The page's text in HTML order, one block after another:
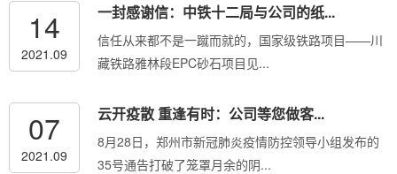
14
2021.09
一封感谢信：中铁十二局与公司的纸...
信任从来都不是一蹴而就的，国家级铁路项目——川
藏铁路雅林段EPC砂石项目见...
07
2021.09
云开疫散 重逢有时：公司等您做客...
8月28日，郑州市新冠肺炎疫情防控领导小组发布的
35号通告打破了笼罩月余的阴...